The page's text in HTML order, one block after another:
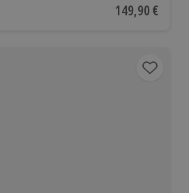
Aktueller Preis
149,90 €